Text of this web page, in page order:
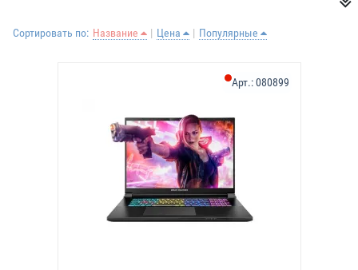
Сортировать по: Название Цена Популярные
Арт.:080899